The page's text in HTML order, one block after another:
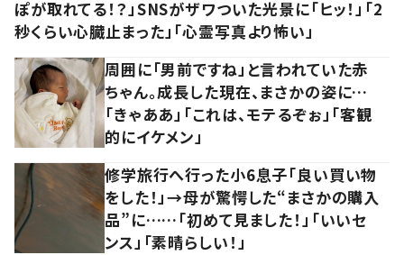
ぽが取れてる！？」SNSがザワついた光景に「ヒッ！」「2
秒くらい心臓止まった」「心霊写真より怖い」
周囲に「男前ですね」と言われていた赤
ちゃん。成長した現在、まさかの姿に…
「きゃああ」「これは、モテるぞぉ」「客観
的にイケメン」
修学旅行へ行った小6息子「良い買い物
をした！」→母が驚愕した“まさかの購入
品”に……「初めて見ました！」「いいセ
ンス」「素晴らしい！」